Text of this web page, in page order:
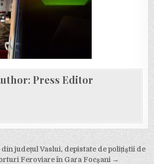
Press Editor
articole
județul Vaslui, depistate de polițiștii de
Feroviare în Gara Focșani →